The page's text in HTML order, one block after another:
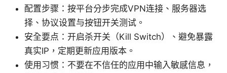
配置步骤：按平台分步完成VPN连接、服务器选
择、协议设置与按钮开关测试。
安全要点：开启杀开关（Kill Switch）、避免暴露
真实IP，定期更新应用版本。
使用习惯：不要在不信任的应用中输入敏感信息，